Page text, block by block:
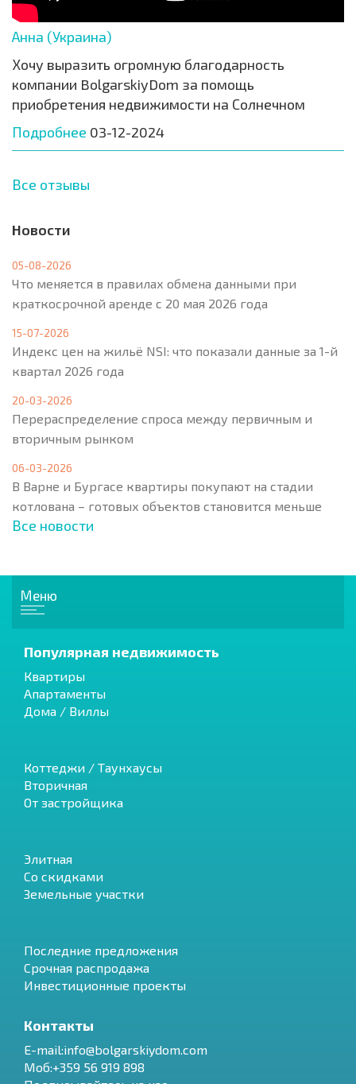
Анна (Украина)
Хочу выразить огромную благодарность
компании BolgarskiyDom за помощь
приобретения недвижимости на Солнечном
Подробнее 03-12-2024
Все отзывы
Новости
05-08-2026
Что меняется в правилах обмена данными при
краткосрочной аренде с 20 мая 2026 года
15-07-2026
Индекс цен на жильё NSI: что показали данные за 1-й
квартал 2026 года
20-03-2026
Перераспределение спроса между первичным и
вторичным рынком
06-03-2026
В Варне и Бургасе квартиры покупают на стадии
котлована – готовых объектов становится меньше
Все новости
Меню
Популярная недвижимость
Квартиры
Апартаменты
Дома / Виллы
Коттеджи / Таунхаусы
Вторичная
От застройщика
Элитная
Со скидками
Земельные участки
Последние предложения
Срочная распродажа
Инвестиционные проекты
Контакты
E-mail:info@bolgarskiydom.com
Моб:+359 56 919 898